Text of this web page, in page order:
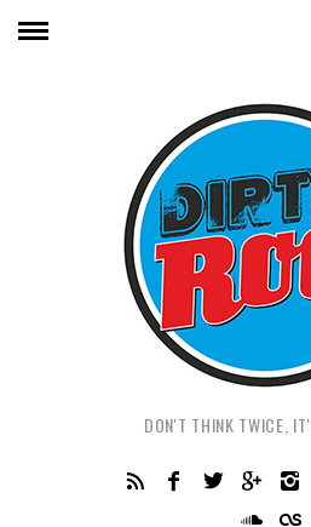
DON'T THINK TWICE,